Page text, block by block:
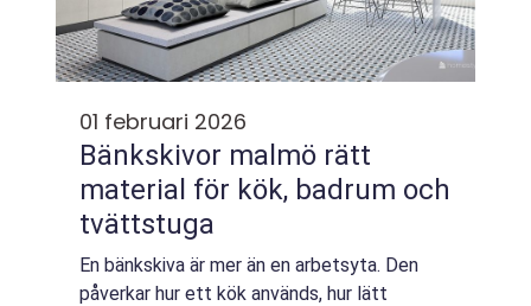
01 februari 2026
Bänkskivor malmö rätt
material för kök, badrum och
tvättstuga
En bänkskiva är mer än en arbetsyta. Den
påverkar hur ett kök används, hur lätt